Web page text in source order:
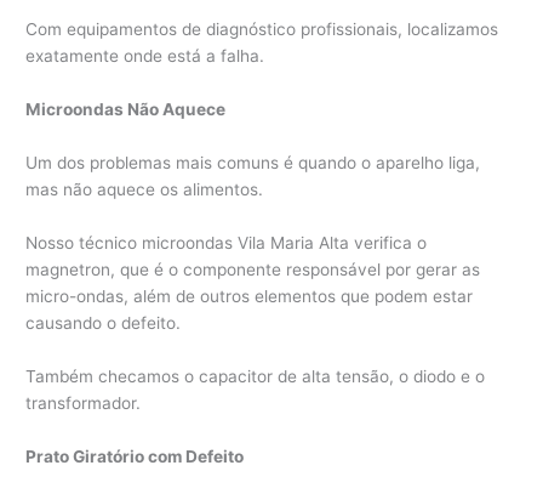
Com equipamentos de diagnóstico profissionais, localizamos
exatamente onde está a falha.
Microondas Não Aquece
Um dos problemas mais comuns é quando o aparelho liga,
mas não aquece os alimentos.
Nosso técnico microondas Vila Maria Alta verifica o
magnetron, que é o componente responsável por gerar as
micro-ondas, além de outros elementos que podem estar
causando o defeito.
Também checamos o capacitor de alta tensão, o diodo e o
transformador.
Prato Giratório com Defeito